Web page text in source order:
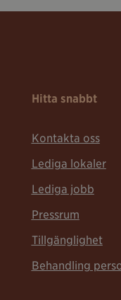
Hitta snabbt
Kontakta oss
Lediga lokaler
Lediga jobb
Pressrum
Tillgänglighet
Behandling